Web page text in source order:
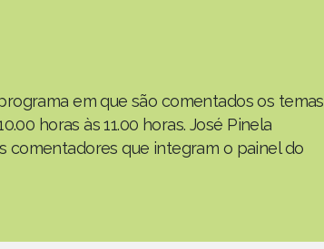
em que são comentados os temas
horas às 11.00 horas. José Pinela
comentadores que integram o painel do